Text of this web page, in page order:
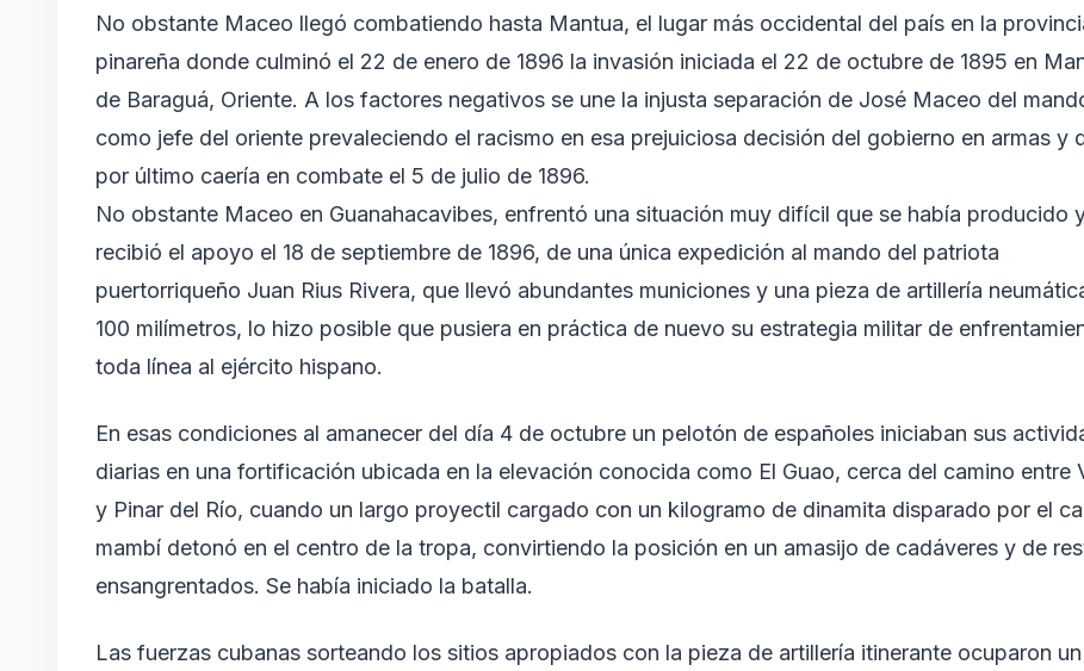
No obstante Maceo llegó combatiendo hasta Mantua, el lugar más occidental del país en la
pinareña donde culminó el 22 de enero de 1896 la invasión iniciada el 22 de octubre de 1895 en
de Baraguá, Oriente. A los factores negativos se une la injusta separación de José Maceo del
como jefe del oriente prevaleciendo el racismo en esa prejuiciosa decisión del gobierno en armas y
por último caería en combate el 5 de julio de 1896.
No obstante Maceo en Guanahacavibes, enfrentó una situación muy difícil que se había producido
recibió el apoyo el 18 de septiembre de 1896, de una única expedición al mando del patriota
puertorriqueño Juan Rius Rivera, que llevó abundantes municiones y una pieza de artillería
100 milímetros, lo hizo posible que pusiera en práctica de nuevo su estrategia militar de
toda línea al ejército hispano.
En esas condiciones al amanecer del día 4 de octubre un pelotón de españoles iniciaban sus
diarias en una fortificación ubicada en la elevación conocida como El Guao, cerca del camino entre
y Pinar del Río, cuando un largo proyectil cargado con un kilogramo de dinamita disparado por el
mambí detonó en el centro de la tropa, convirtiendo la posición en un amasijo de cadáveres y de
ensangrentados. Se había iniciado la batalla.
Las fuerzas cubanas sorteando los sitios apropiados con la pieza de artillería itinerante ocuparon un